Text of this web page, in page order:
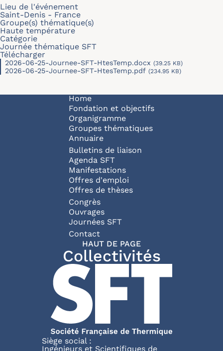
Lieu de l'événement
Saint-Denis - France
Groupe(s) thématique(s)
Haute température
Catégorie
Journée thématique SFT
Télécharger
2026-06-25-Journee-SFT-HtesTemp.docx (39.25 KB)
2026-06-25-Journee-SFT-HtesTemp.pdf (234.95 KB)
Navigation principale
Home
Fondation et objectifs
Organigramme
Groupes thématiques
Annuaire
Bulletins de liaison
Agenda SFT
Manifestations
Offres d'emploi
Offres de thèses
Congrès
Ouvrages
Journées SFT
Pied de page
Contact
HAUT DE PAGE
Collectivités
Siège social :
Ingénieurs et Scientifiques de